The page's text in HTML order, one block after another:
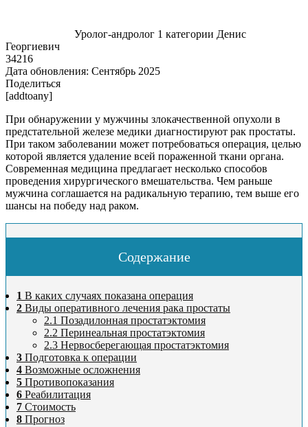
Уролог-андролог 1 категории Денис
Георгиевич
34216
Дата обновления: Сентябрь 2025
Поделиться
[addtoany]
При обнаружении у мужчины злокачественной опухоли в
предстательной железе медики диагностируют рак простаты.
При таком заболевании может потребоваться операция, целью
которой является удаление всей пораженной ткани органа.
Современная медицина предлагает несколько способов
проведения хирургического вмешательства. Чем раньше
мужчина соглашается на радикальную терапию, тем выше его
шансы на победу над раком.
Содержание
1 В каких случаях показана операция
2 Виды оперативного лечения рака простаты
2.1 Позадилонная простатэктомия
2.2 Перинеальная простатэктомия
2.3 Нервосберегающая простатэктомия
3 Подготовка к операции
4 Возможные осложнения
5 Противопоказания
6 Реабилитация
7 Стоимость
8 Прогноз